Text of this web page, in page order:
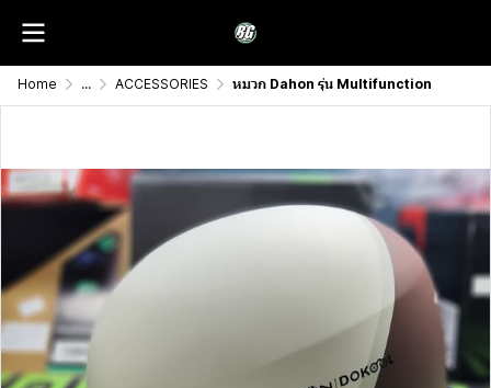
Home ... ACCESSORIES หมวก Dahon รุ่น Multifunction